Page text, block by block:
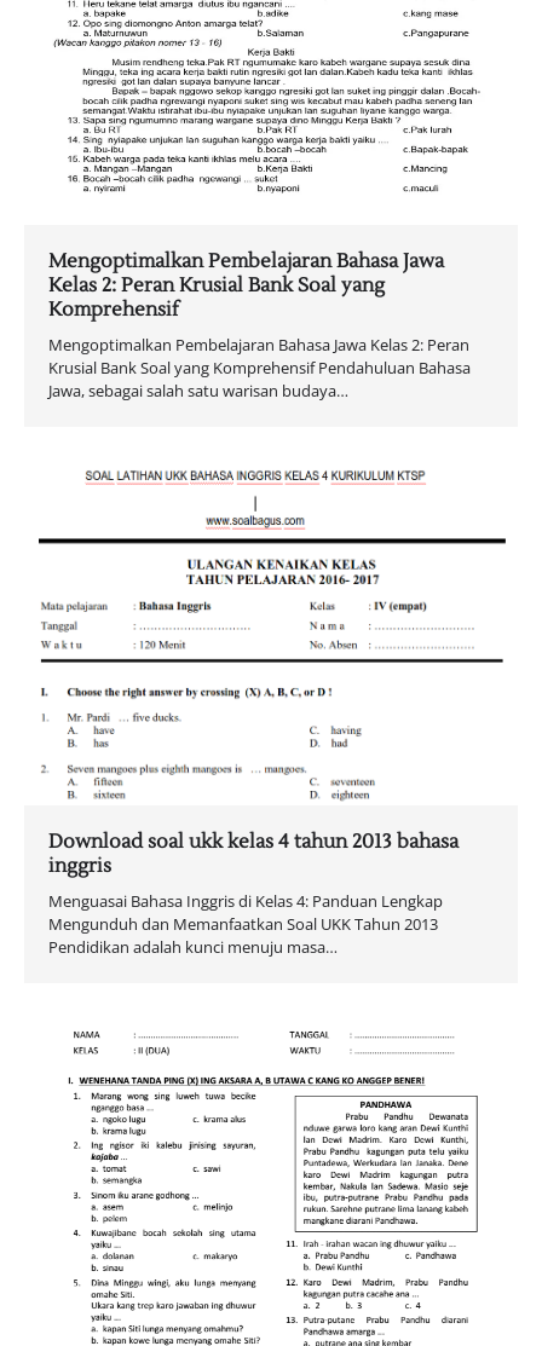
Mengoptimalkan Pembelajaran Bahasa Jawa
Kelas 2: Peran Krusial Bank Soal yang
Komprehensif
Mengoptimalkan Pembelajaran Bahasa Jawa Kelas 2: Peran
Krusial Bank Soal yang Komprehensif Pendahuluan Bahasa
Jawa, sebagai salah satu warisan budaya…
Download soal ukk kelas 4 tahun 2013 bahasa
inggris
Menguasai Bahasa Inggris di Kelas 4: Panduan Lengkap
Mengunduh dan Memanfaatkan Soal UKK Tahun 2013
Pendidikan adalah kunci menuju masa…